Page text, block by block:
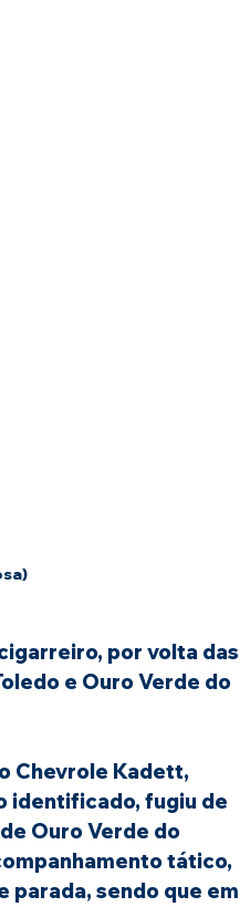
por volta das
e Ouro Verde do
Chevrole Kadett,
identificado, fugiu de
Ouro Verde do
tático,
parada, sendo que em